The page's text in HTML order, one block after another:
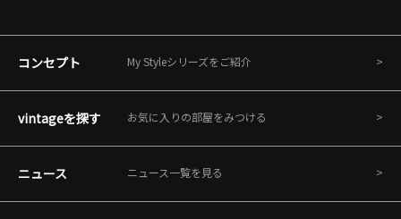
コンセプト My Styleシリーズをご紹介
vintageを探す お気に入りの部屋をみつける
ニュース ニュース一覧を見る